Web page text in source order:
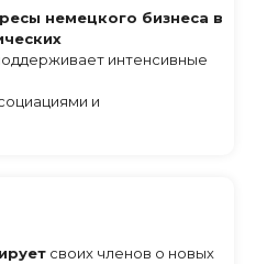
немецкого бизнеса в
интенсивные
и
своих членов о новых